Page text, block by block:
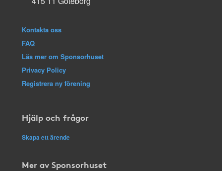
Kontakta oss
FAQ
Läs mer om Sponsorhuset
Privacy Policy
Registrera ny förening
Hjälp och frågor
Skapa ett ärende
Mer av Sponsorhuset